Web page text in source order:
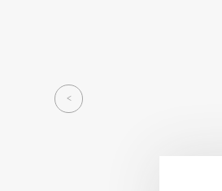
<